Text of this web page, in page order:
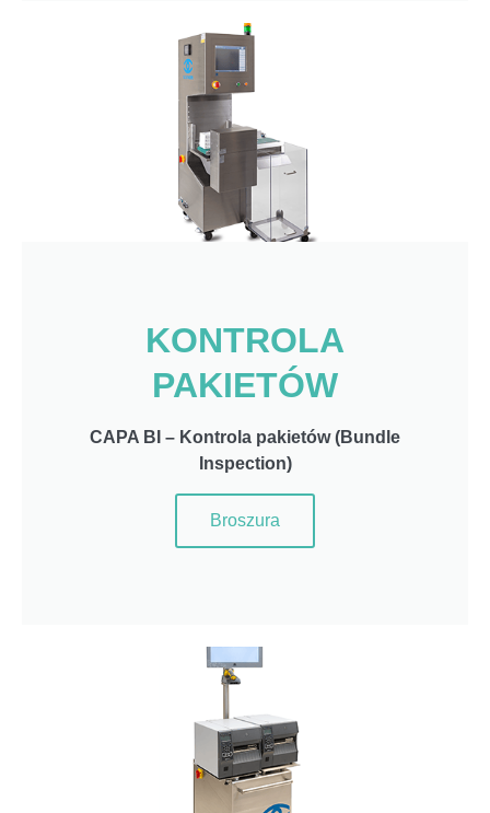
KONTROLA
PAKIETÓW
CAPA BI – Kontrola pakietów (Bundle
Inspection)
Broszura